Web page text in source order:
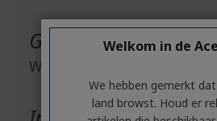
Geïntegreerde
Webcam
Welkom in de
We hebben gemerkt
land browst. Houd er